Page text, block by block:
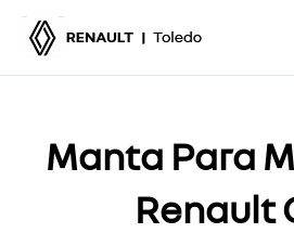
Manta Para
Renault